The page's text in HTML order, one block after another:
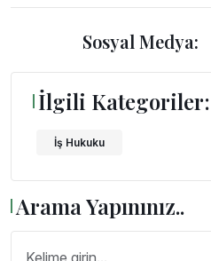
Sosyal Medya:
İlgili Kategoriler:
İş Hukuku
Arama Yapınınız..